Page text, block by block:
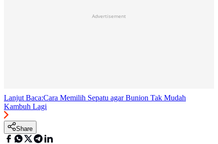
Advertisement
Lanjut Baca:Cara Memilih Sepatu agar Bunion Tak Mudah
Kambuh Lagi
Share